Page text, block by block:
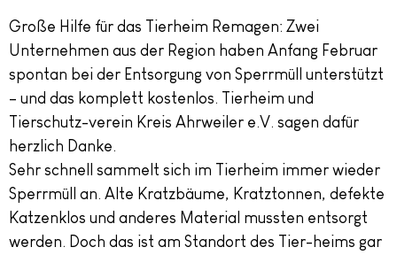
Große Hilfe für das Tierheim Remagen: Zwei
Unternehmen aus der Region haben Anfang Februar
spontan bei der Entsorgung von Sperrmüll unterstützt
– und das komplett kostenlos. Tierheim und
Tierschutz-verein Kreis Ahrweiler e.V. sagen dafür
herzlich Danke.
Sehr schnell sammelt sich im Tierheim immer wieder
Sperrmüll an. Alte Kratzbäume, Kratztonnen, defekte
Katzenklos und anderes Material mussten entsorgt
werden. Doch das ist am Standort des Tier-heims gar